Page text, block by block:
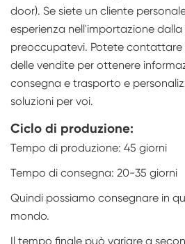
door). Se siete un cliente
esperienza nell'importazione dalla
preoccupatevi. Potete contattare
delle vendite per ottenere
consegna e trasporto e
soluzioni per voi.
Ciclo di produzione:
Tempo di produzione: 45 giorni
Tempo di consegna: 20-35 giorni
Quindi possiamo consegnare in
mondo.
Il tempo finale può variare a